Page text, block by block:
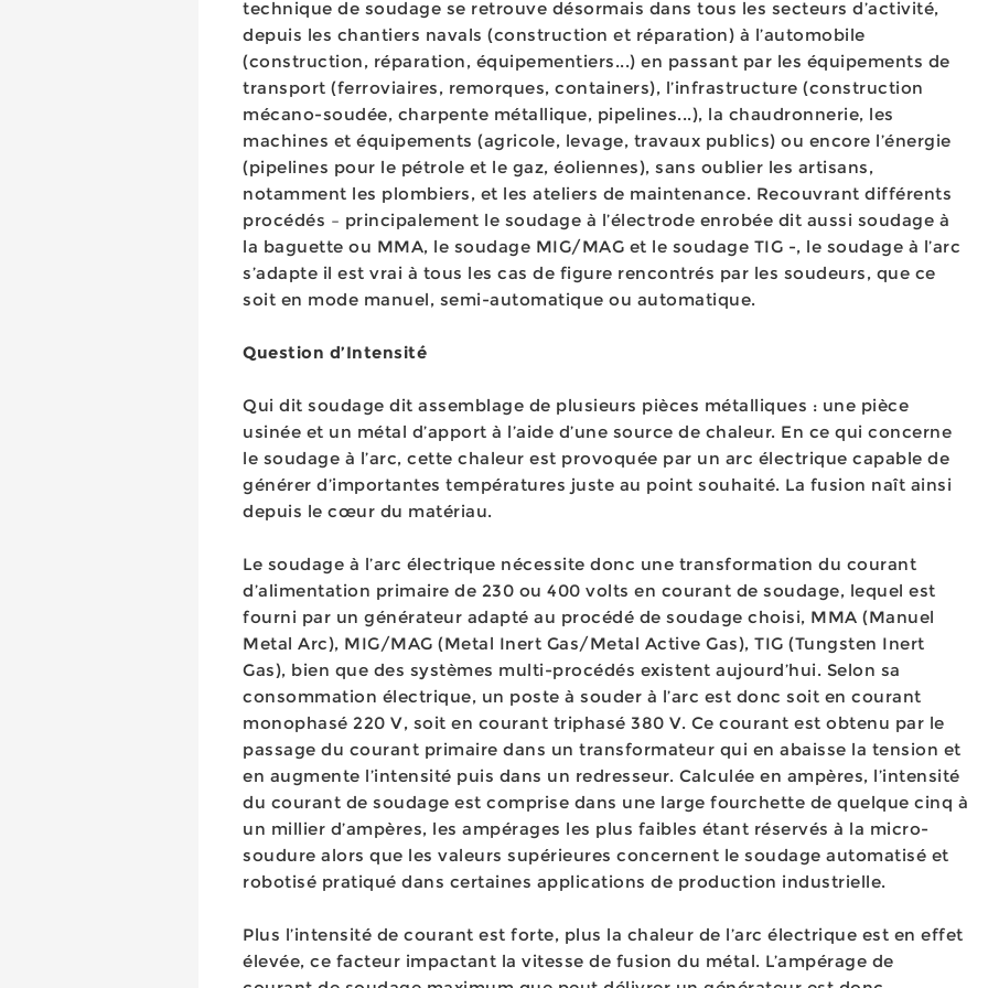
technique de soudage se retrouve désormais dans tous les secteurs d’activité,
depuis les chantiers navals (construction et réparation) à l’automobile
(construction, réparation, équipementiers...) en passant par les équipements de
transport (ferroviaires, remorques, containers), l’infrastructure (construction
mécano-soudée, charpente métallique, pipelines...), la chaudronnerie, les
machines et équipements (agricole, levage, travaux publics) ou encore l’énergie
(pipelines pour le pétrole et le gaz, éoliennes), sans oublier les artisans,
notamment les plombiers, et les ateliers de maintenance. Recouvrant différents
procédés – principalement le soudage à l’électrode enrobée dit aussi soudage à
la baguette ou MMA, le soudage MIG/MAG et le soudage TIG -, le soudage à l’arc
s’adapte il est vrai à tous les cas de figure rencontrés par les soudeurs, que ce
soit en mode manuel, semi-automatique ou automatique.
Question d’Intensité
Qui dit soudage dit assemblage de plusieurs pièces métalliques : une pièce
usinée et un métal d’apport à l’aide d’une source de chaleur. En ce qui concerne
le soudage à l’arc, cette chaleur est provoquée par un arc électrique capable de
générer d’importantes températures juste au point souhaité. La fusion naît ainsi
depuis le cœur du matériau.
Le soudage à l’arc électrique nécessite donc une transformation du courant
d’alimentation primaire de 230 ou 400 volts en courant de soudage, lequel est
fourni par un générateur adapté au procédé de soudage choisi, MMA (Manuel
Metal Arc), MIG/MAG (Metal Inert Gas/Metal Active Gas), TIG (Tungsten Inert
Gas), bien que des systèmes multi-procédés existent aujourd’hui. Selon sa
consommation électrique, un poste à souder à l’arc est donc soit en courant
monophasé 220 V, soit en courant triphasé 380 V. Ce courant est obtenu par le
passage du courant primaire dans un transformateur qui en abaisse la tension et
en augmente l’intensité puis dans un redresseur. Calculée en ampères, l’intensité
du courant de soudage est comprise dans une large fourchette de quelque cinq à
un millier d’ampères, les ampérages les plus faibles étant réservés à la micro-
soudure alors que les valeurs supérieures concernent le soudage automatisé et
robotisé pratiqué dans certaines applications de production industrielle.
Plus l’intensité de courant est forte, plus la chaleur de l’arc électrique est en effet
élevée, ce facteur impactant la vitesse de fusion du métal. L’ampérage de